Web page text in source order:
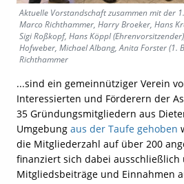
Aktuelle Vorstandschaft zusammen mit der
Marco Richthammer, Harry Broeker, Hans
Sigi Roßkopf, Hans Köppl
Hofweber, Michael Albang, Anita Forster (1.
Richthammer
...sind ein gemeinnütziger Verein
Interessierten und Förderern der
35 Gründungsmitgliedern aus
Umgebung aus der Taufe gehoben
die Mitgliederzahl auf über 200
finanziert sich dabei ausschließlich
Mitgliedsbeiträge und Einnahmen